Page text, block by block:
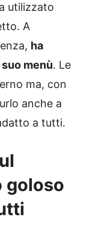
utilizzato
A
ha
menù. Le
ma, con
anche a
a tutti.
goloso